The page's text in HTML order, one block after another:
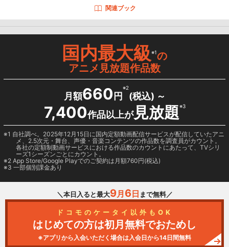
関連ブック
国内最大級※1の
アニメ見放題作品数
月額660 円
※2
(税込) ～
7,400作品以上が見放題※3
1 自社調べ。2025年12月15日に国内定額動画配信サービスが配信していたアニ
メ、2.5次元・舞台、声優・音楽コンテンツの作品数を調査員がカウント。
各社の定額制動画サービスにおける作品数のカウントにあたって、TVシリ
ーズ1シーズンごとにカウント。
2 App Store/Google Playでのご契約は月額760円(税込)
3 一部個別課金あり
＼本日入ると最大9月 6日 まで無料／
ドコモのケータイ以外もOK
はじめての方は初月無料でおためし
※アプリから入会いただく場合は入会日から14日間無料